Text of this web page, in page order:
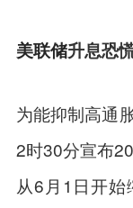
美联储升息恐
为能抑制高通
2时30分宣布
从6月1日开始